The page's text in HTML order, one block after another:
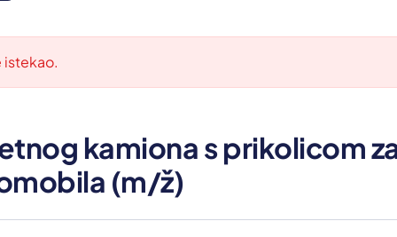
istekao.
kamiona s prikolicom
(m/ž)